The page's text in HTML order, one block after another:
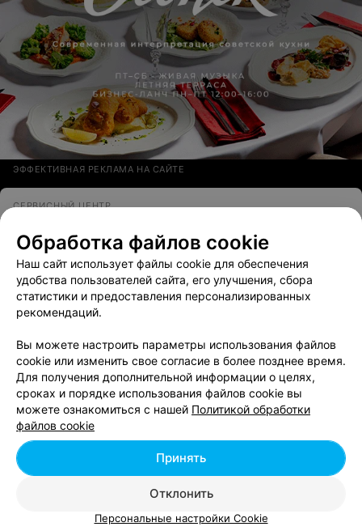
ЭФФЕКТИВНАЯ РЕКЛАМА НА САЙТЕ
СЕРВИСНЫЙ ЦЕНТР
Prestigio
Волковыск, ул. Горбатова, 43 Выходной
Все адреса
Добавить компанию
Добавить специалиста
Обработка файлов cookie
Наш сайт использует файлы cookie для обеспечения
удобства пользователей сайта, его улучшения, сбора
статистики и предоставления персонализированных
рекомендаций.
Вы можете настроить параметры использования файлов
cookie или изменить свое согласие в более позднее время.
Для получения дополнительной информации о целях,
сроках и порядке использования файлов cookie вы
можете ознакомиться с нашей Политикой обработки
файлов cookie
Отклонить
Принять
Персональные настройки Cookie